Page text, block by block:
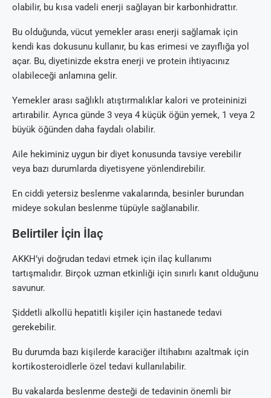
olabilir, bu kısa vadeli enerji sağlayan bir karbonhidrattır.
Bu olduğunda, vücut yemekler arası enerji sağlamak için
kendi kas dokusunu kullanır, bu kas erimesi ve zayıflığa yol
açar. Bu, diyetinizde ekstra enerji ve protein ihtiyacınız
olabileceği anlamına gelir.
Yemekler arası sağlıklı atıştırmalıklar kalori ve proteininizi
artırabilir. Ayrıca günde 3 veya 4 küçük öğün yemek, 1 veya 2
büyük öğünden daha faydalı olabilir.
Aile hekiminiz uygun bir diyet konusunda tavsiye verebilir
veya bazı durumlarda diyetisyene yönlendirebilir.
En ciddi yetersiz beslenme vakalarında, besinler burundan
mideye sokulan beslenme tüpüyle sağlanabilir.
Belirtiler İçin İlaç
AKKH’yi doğrudan tedavi etmek için ilaç kullanımı
tartışmalıdır. Birçok uzman etkinliği için sınırlı kanıt olduğunu
savunur.
Şiddetli alkollü hepatitli kişiler için hastanede tedavi
gerekebilir.
Bu durumda bazı kişilerde karaciğer iltihabını azaltmak için
kortikosteroidlerle özel tedavi kullanılabilir.
Bu vakalarda beslenme desteği de tedavinin önemli bir